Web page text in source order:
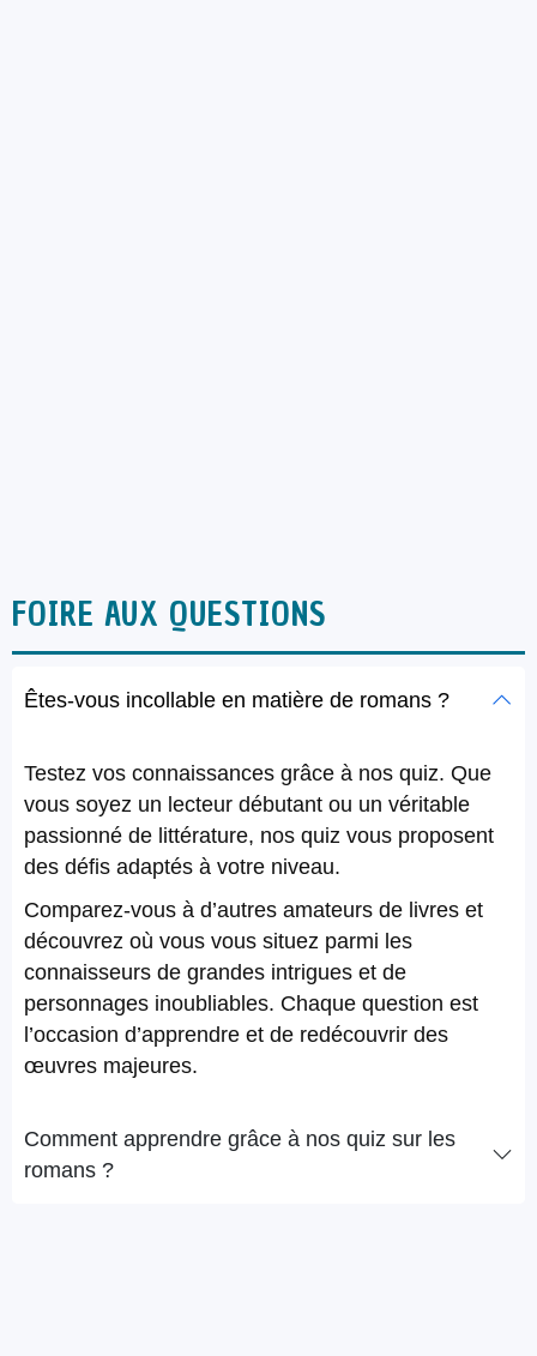
FOIRE AUX QUESTIONS
Êtes-vous incollable en matière de romans ?
Testez vos connaissances grâce à nos quiz. Que
vous soyez un lecteur débutant ou un véritable
passionné de littérature, nos quiz vous proposent
des défis adaptés à votre niveau.
Comparez-vous à d’autres amateurs de livres et
découvrez où vous vous situez parmi les
connaisseurs de grandes intrigues et de
personnages inoubliables. Chaque question est
l’occasion d’apprendre et de redécouvrir des
œuvres majeures.
Comment apprendre grâce à nos quiz sur les
romans ?